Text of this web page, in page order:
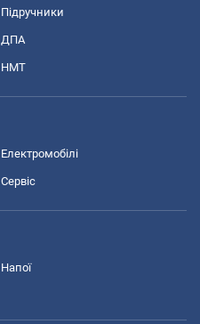
Підручники
ДПА
НМТ
Електромобілі
Сервіс
Напої